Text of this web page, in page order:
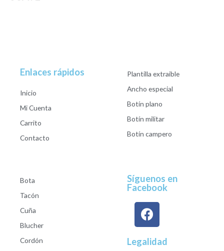
Enlaces rápidos
Inicio
Mi Cuenta
Carrito
Contacto
Plantilla extraible
Ancho especial
Botín plano
Botín militar
Botín campero
Bota
Tacón
Cuña
Blucher
Cordón
Síguenos en
Facebook
Legalidad